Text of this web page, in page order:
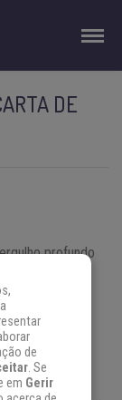
DE
profundo
nossos
tempo de
nossos
o ritmo
de
. Se
em Gerir